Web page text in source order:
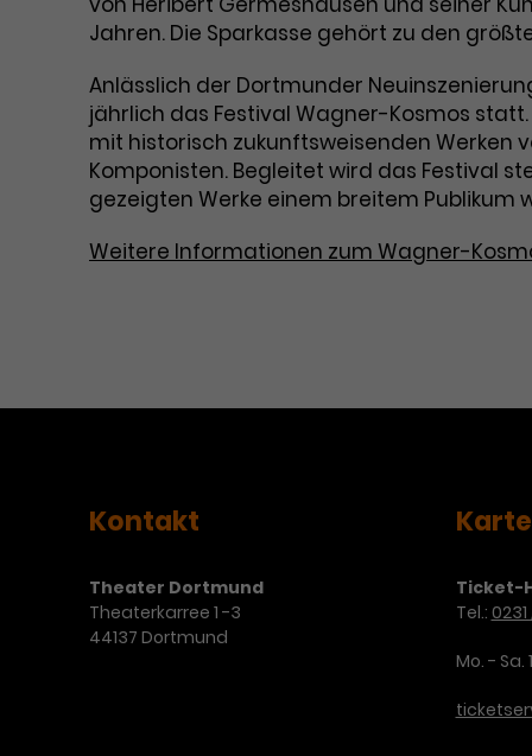
Jahren. Die Sparkasse gehört zu den
Anlässlich der Dortmunder
jährlich das Festival Wagner-Kosmos
mit historisch zukunftsweisenden Werken
Komponisten. Begleitet wird das Festival
gezeigten Werke einem breitem
Weitere Informationen zum Wagner-
Kontakt
Theater Dortmund
Theaterkarree 1 -3
44137 Dortmund
Ticket-
Tel.:
Mo. - Sa.